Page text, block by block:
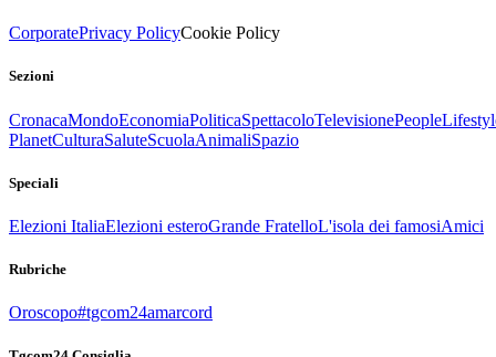
CorporatePrivacy PolicyCookie Policy
Sezioni
CronacaMondoEconomiaPoliticaSpettacoloTelevisionePeople
PlanetCulturaSaluteScuolaAnimaliSpazio
Speciali
Elezioni ItaliaElezioni esteroGrande FratelloL'isola dei famosiAmici
Rubriche
Oroscopo#tgcom24amarcord